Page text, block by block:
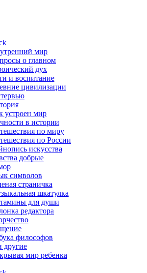
мир
о главном
дух
и воспитание
цивилизации
устроен мир
в истории
по миру
по России
искусства
добрые
символов
страничка
шкатулка
для души
редактора
философов
другие
мир ребенка